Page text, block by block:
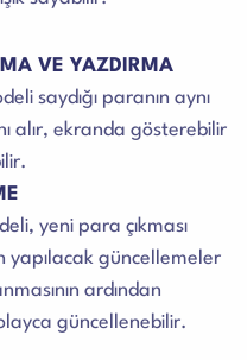
VE YAZDIRMA
saydığı paranın aynı
alır, ekranda gösterebilir
yeni para çıkması
yapılacak güncellemeler
ardından
güncellenebilir.